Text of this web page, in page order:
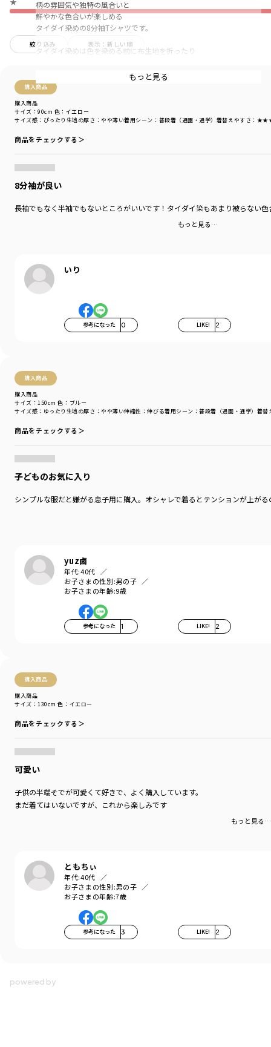
絞り込み 表示：新しい順
購入商品
購入商品
サイズ感 ：ぴったり 生地の厚さ ：やや薄い着用シーン ：普段着（通園・通学） 着替えやすさ ：
サイズ：90cm 色：イエロー
商品をチェックする＞
8分袖が良い
長袖でもなく半袖でもないところがいいです！タイダイ染もあまり被らない
もっと見る…
いり
参考になった 0 LIKE! 2
購入商品
購入商品
サイズ感 ：ゆったり 生地の厚さ ：やや薄い伸縮性 ：伸びる着用シーン ：普段着（通園・通学） 着替
サイズ：150cm 色：ブルー
商品をチェックする＞
子どものお気に入り
シンプルな服だと嫌がる息子用に購入。オシャレで着るとテンションが上が
yuz鹵
年代:40代
お子さまの性別:男の子
お子さまの年齢:9歳
参考になった 1 LIKE! 2
購入商品
購入商品
サイズ：130cm 色：イエロー
商品をチェックする＞
可愛い
子供の半端そでが可愛くて好きで、よく購入しています。
まだ着てはいないですが、これから楽しみです
もっと見る…
ともちぃ
年代:40代
お子さまの性別:男の子
お子さまの年齢:7歳
参考になった 3 LIKE! 2
柄の雰囲気や独特の風合いと
鮮やかな色合いが楽しめる
タイダイ染めの8分袖Tシャツです。
タイダイ染めは色を染める前に布生地を折ったり
手作業で染め上げることから、１点1点で
色の出方が違うのも特徴です。
■デザイン
360度おしゃれに見えるデザインで
立体的で抜け感のあるシルエットです。
袖丈は長袖よりも少し短く、8分袖のデザイン。
本体部分「綿100％」使用。
太めの糸で編まれているので丈夫で型崩れしにくい、
お洗濯にもぴったりの素材です。
伸縮性：あり
透け感：なし
サイズ：サイズ110
ブランド
シーズン
／アウトレット
カラー
／
性別タイプ
／BOY
商品番号
もっと見る